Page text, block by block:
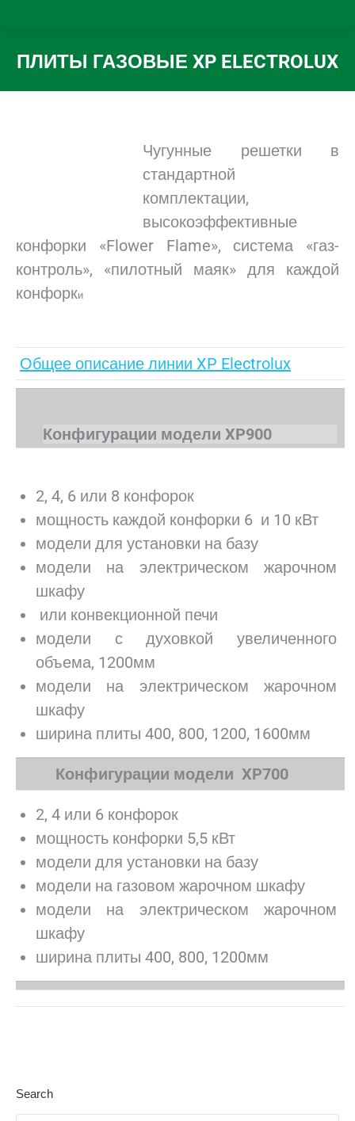
ПЛИТЫ ГАЗОВЫЕ XP ELECTROLUX
Вы здесь:
Чугунные решетки в
стандартной
комплектации,
высокоэффективные
конфорки «Flower Flame», система «газ-
контроль», «пилотный маяк» для каждой
конфорки
Общее описание линии XP Electrolux
Конфигурации модели XP900
2, 4, 6 или 8 конфорок
мощность каждой конфорки 6 и 10 кВт
модели для установки на базу
модели на электрическом жарочном
шкафу
или конвекционной печи
модели с духовкой увеличенного
объема, 1200мм
модели на электрическом жарочном
шкафу
ширина плиты 400, 800, 1200, 1600мм
Конфигурации модели XP700
2, 4 или 6 конфорок
мощность конфорки 5,5 кВт
модели для установки на базу
модели на газовом жарочном шкафу
модели на электрическом жарочном
шкафу
ширина плиты 400, 800, 1200мм
Search